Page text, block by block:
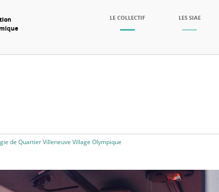
LE COLLECTIF LES SIAE
de Quartier Villeneuve Village Olympique